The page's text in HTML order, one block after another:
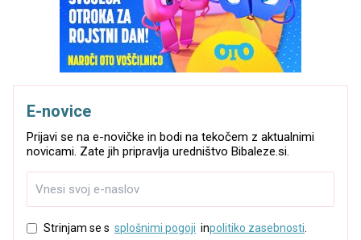
E-novice
Prijavi se na e-novičke in bodi na tekočem z aktualnimi
novicami. Zate jih pripravlja uredništvo Bibaleze.si.
Strinjam se s splošnimi pogoji inpolitiko zasebnosti